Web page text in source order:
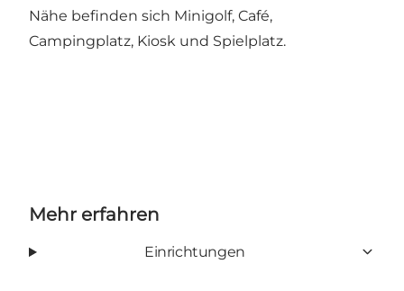
Nähe befinden sich Minigolf, Café,
Campingplatz, Kiosk und Spielplatz.
Mehr erfahren
Einrichtungen